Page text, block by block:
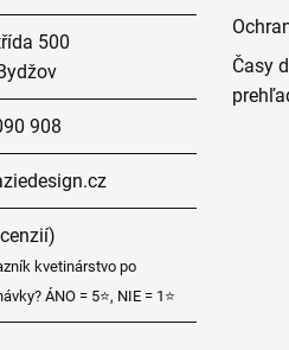
500
908
kvetinárstvo po
ÁNO = 5⭐, NIE = 1⭐
Časy